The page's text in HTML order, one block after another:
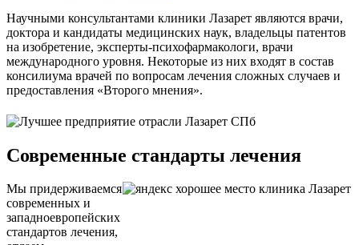
Научными консультантами клиники Лазарет являются врачи,
доктора и кандидаты медицинских наук, владельцы патентов
на изобретение, эксперты-психофармакологи, врачи
международного уровня. Некоторые из них входят в состав
консилиума врачей по вопросам лечения сложных случаев и
предоставления «Второго мнения».
Современные стандарты лечения
Мы придерживаемся
современных и
западноевропейских
стандартов лечения,